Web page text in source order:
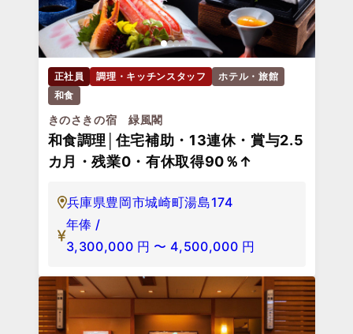
正社員 調理・キッチンスタッフ
ホテル・旅館
和食
きのさきの宿 緑風閣
和食調理│住宅補助・13連休・賞与2.5
カ月・残業0・有休取得90％↑
兵庫県豊岡市城崎町湯島174
年俸 /
3,300,000 円 〜 4,500,000 円